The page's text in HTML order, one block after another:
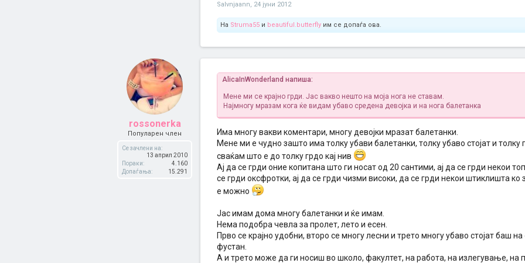
SaIvnjaann, 24 јуни 2012
На Struma55 и beautiful.butterfly им се допаѓа ова.
rossonerka
Популарен член
Се зачлени на:
13 април 2010
Пораки:
4.160
Допаѓања:
15.291
AlicaInWonderland напиша:
Мене ми се крајно грди. Јас вакво нешто на моја нога не ставам.
Најмногу мразам кога ќе видам убаво средена девојка и на нога балетанка
Има многу вакви коментари, многу девојки мразат балетанки.
Мене ми е чудно зашто има толку убави балетанки, толку убаво стојат и
сваќам што е до толку грдо кај нив
Ај да се грди оние копитана што ги носат од 20 сантими, ај да се грди некои
се грди оксфротки, ај да се грди чизми високи, да се грди некои штиклишта
е можно
Јас имам дома многу балетанки и ќе имам.
Нема подобра чевла за пролет, лето и есен.
Прво се крајно удобни, второ се многу лесни и трето многу убаво стојат баш
фустан.
А и трето може да ги носиш во школо, факултет, на работа, на излегување, на